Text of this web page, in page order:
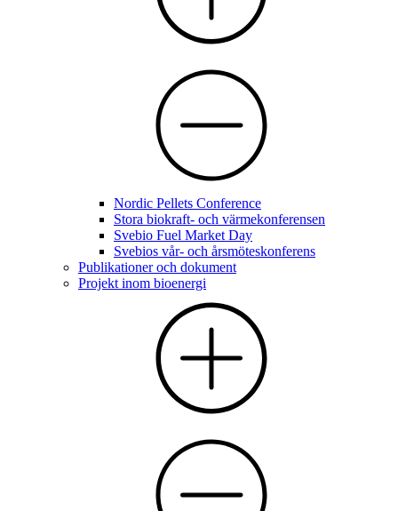
Nordic Pellets Conference
Stora biokraft- och värmekonferensen
Svebio Fuel Market Day
Svebios vår- och årsmöteskonferens
Publikationer och dokument
Projekt inom bioenergi